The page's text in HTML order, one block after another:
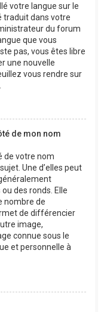
votre langue sur le
traduit dans votre
du forum
que vous
pas, vous êtes libre
une nouvelle
vous rendre sur
de mon nom
de votre nom
Une d’elles peut
des ronds. Elle
nombre de
de différencier
image,
connue sous le
et personnelle à